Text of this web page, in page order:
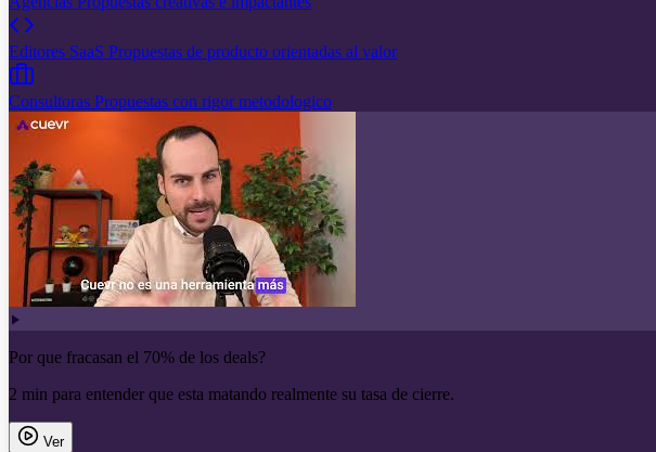
Editores SaaS Propuestas de producto orientadas al valor
Consultoras Propuestas con rigor metodologico
Por que fracasan el 70% de los deals?
2 min para entender que esta matando realmente su tasa de cierre.
Ver